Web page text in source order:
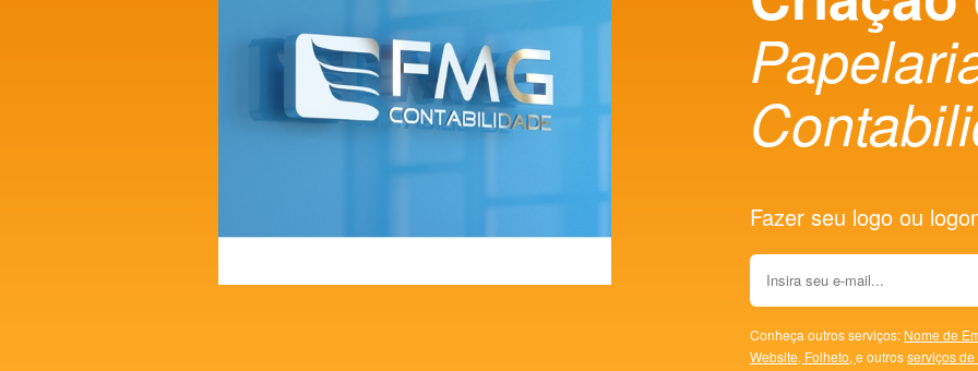
Fazer seu logo ou
Conheça outros serviços: Nome de
Website, Folheto, e outrosserviços